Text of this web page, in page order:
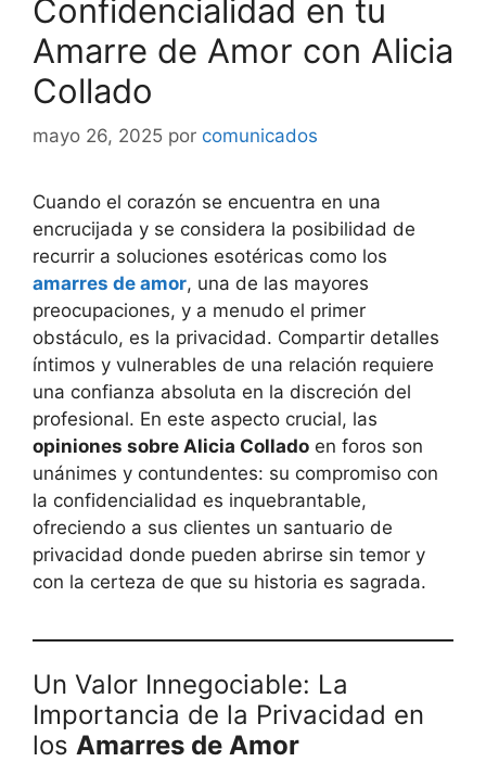
Confidencialidad en tu
Amarre de Amor con Alicia
Collado
mayo 26, 2025 por comunicados
Cuando el corazón se encuentra en una
encrucijada y se considera la posibilidad de
recurrir a soluciones esotéricas como los
amarres de amor, una de las mayores
preocupaciones, y a menudo el primer
obstáculo, es la privacidad. Compartir detalles
íntimos y vulnerables de una relación requiere
una confianza absoluta en la discreción del
profesional. En este aspecto crucial, las
opiniones sobre Alicia Collado en foros son
unánimes y contundentes: su compromiso con
la confidencialidad es inquebrantable,
ofreciendo a sus clientes un santuario de
privacidad donde pueden abrirse sin temor y
con la certeza de que su historia es sagrada.
Un Valor Innegociable: La
Importancia de la Privacidad en
los Amarres de Amor